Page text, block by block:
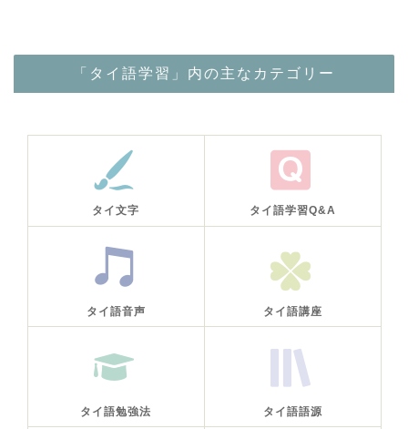
「タイ語学習」内の主なカテゴリー
タイ文字 タイ語学習Q&A
タイ語音声 タイ語講座
タイ語勉強法 タイ語語源